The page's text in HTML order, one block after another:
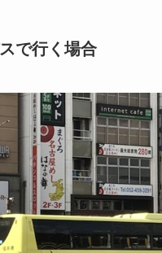
で行く場合